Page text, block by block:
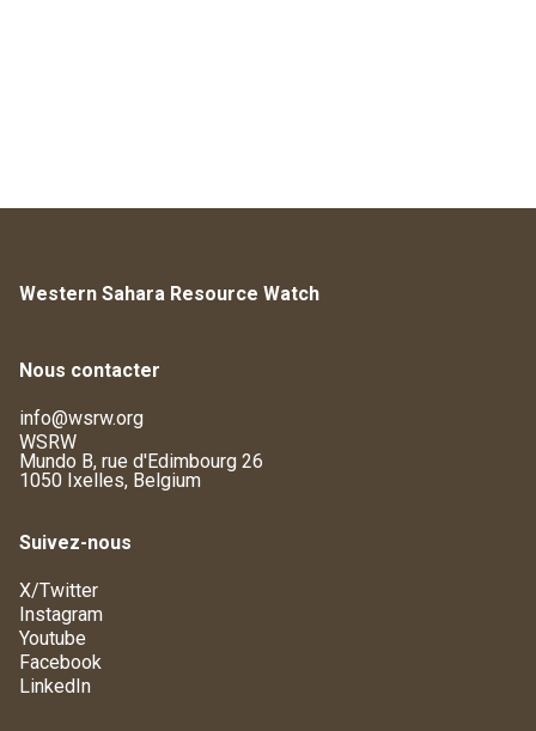
Western Sahara Resource Watch
Nous contacter
info@wsrw.org
WSRW
Mundo B, rue d'Edimbourg 26
1050 Ixelles, Belgium
Suivez-nous
X/Twitter
Instagram
Youtube
Facebook
LinkedIn